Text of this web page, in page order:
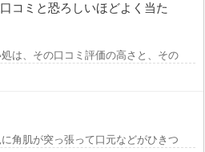
コミと恐ろしいほどよく当た
は、その口コミ評価の高さと、その中で
角肌が突っ張って口元などがひきつって